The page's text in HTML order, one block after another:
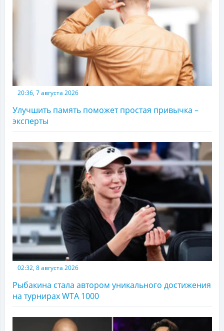
20:36, 7 августа 2026
Улучшить память поможет простая привычка –
эксперты
02:32, 8 августа 2026
Рыбакина стала автором уникального достижения
на турнирах WTA 1000